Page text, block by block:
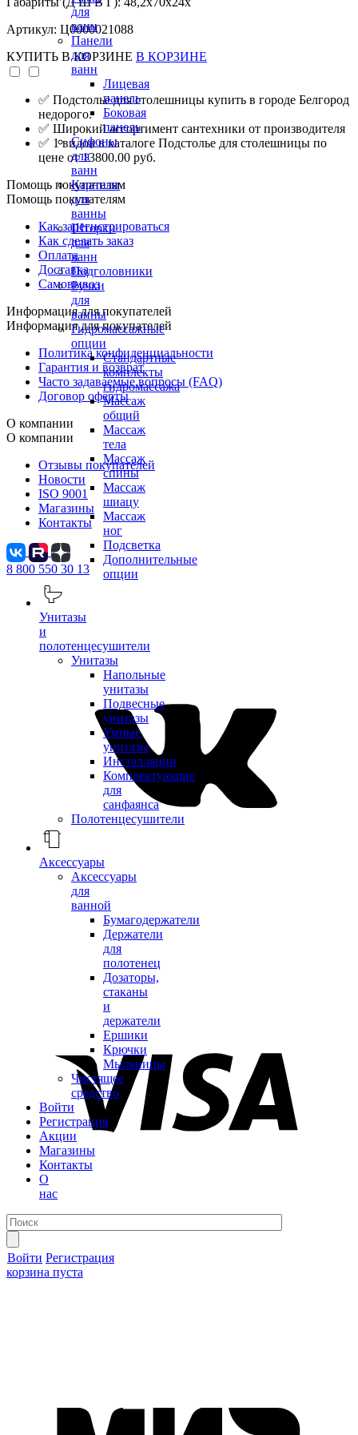
для
ванн
Панели
для
ванн
Лицевая
панель
Боковая
панель
Сифоны
для
ванн
Карнизы
для
ванны
Шторки
для
ванн
Подголовники
Ручки
для
ванны
Гидромассажные
опции
Стандартные
комплекты
гидромассажа
Массаж
общий
Массаж
тела
Массаж
спины
Массаж
шиацу
Массаж
ног
Подсветка
Дополнительные
опции
Унитазы
и
полотенцесушители
Унитазы
Напольные
унитазы
Подвесные
унитазы
Умные
унитазы
Инсталляции
Комплектующие
для
санфаянса
Полотенцесушители
Аксессуары
Аксессуары
для
ванной
Бумагодержатели
Держатели
для
полотенец
Дозаторы,
стаканы
и
держатели
Ершики
Крючки
Мыльницы
Чистящее
средство
Войти
Регистрация
Акции
Магазины
Контакты
О
нас
Войти Регистрация
корзина пуста
Артикул: Ц0000021088
КУПИТЬ В КОРЗИНЕ В КОРЗИНЕ
✅ Подстолье для столешницы купить в городе Белгород
недорого.
✅ Широкий ассортимент сантехники от производителя
✅ 1 видов в каталоге Подстолье для столешницы по
цене от 13800.00 руб.
Помощь покупателям
Помощь покупателям
Как зарегистрироваться
Как сделать заказ
Оплата
Доставка
Самовывоз
Информация для покупателей
Информация для покупателей
Политика конфиденциальности
Гарантия и возврат
Часто задаваемые вопросы (FAQ)
Договор оферты
О компании
О компании
Отзывы покупателей
Новости
ISO 9001
Магазины
Контакты
8 800 550 30 13